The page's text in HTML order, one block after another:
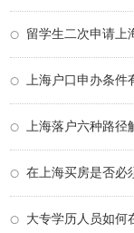
留学生二次申请上
上海户口申办条
上海落户六种路
在上海买房是否必
大专学历人员如何